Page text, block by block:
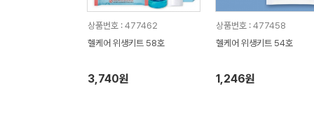
상품번호 : 477462
헬케어 위생키트 58호
3,740원
상품번호 : 477458
헬케어 위생키트 54호
1,246원